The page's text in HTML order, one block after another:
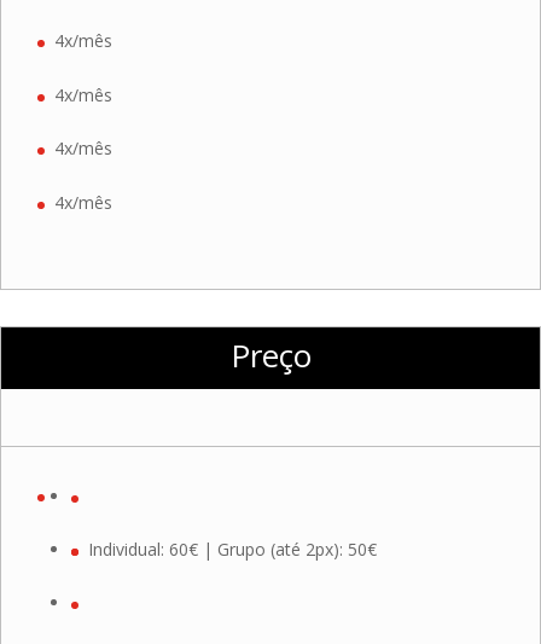
4x/mês
4x/mês
4x/mês
4x/mês
Preço
Individual: 60€ | Grupo (até 2px): 50€